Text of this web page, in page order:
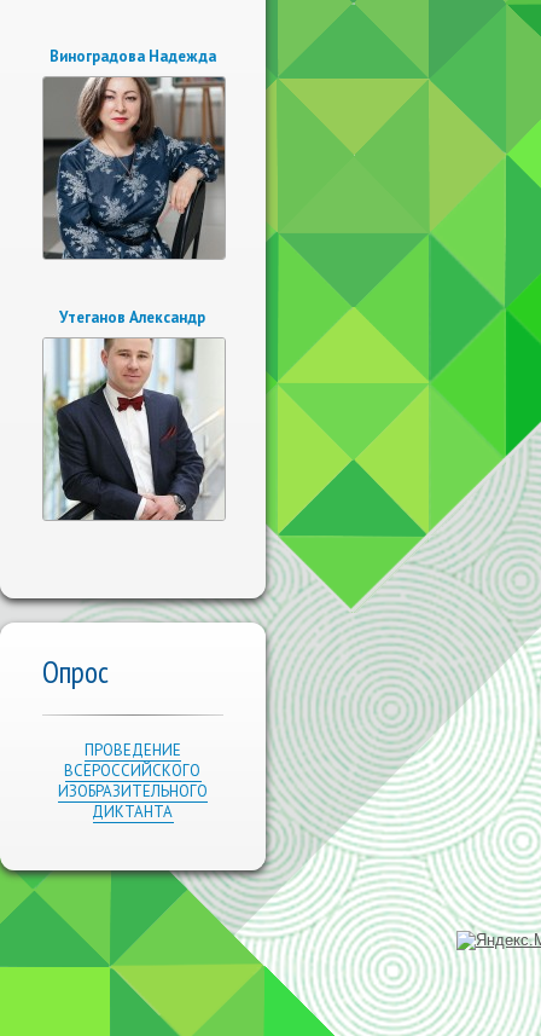
Виноградова Надежда
Утеганов Александр
Опрос
ПРОВЕДЕНИЕ
ВСЕРОССИЙСКОГО
ИЗОБРАЗИТЕЛЬНОГО
ДИКТАНТА